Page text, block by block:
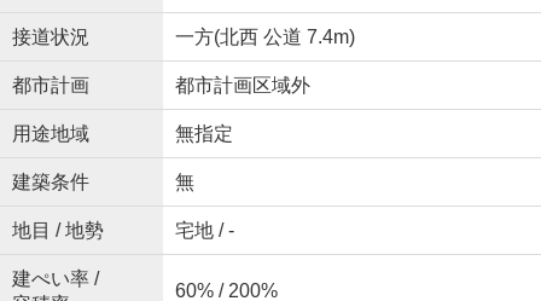
接道状況 一方(北西 公道 7.4m)
都市計画 都市計画区域外
用途地域 無指定
建築条件 無
地目 / 地勢 宅地 / -
建ぺい率 /
60% / 200%